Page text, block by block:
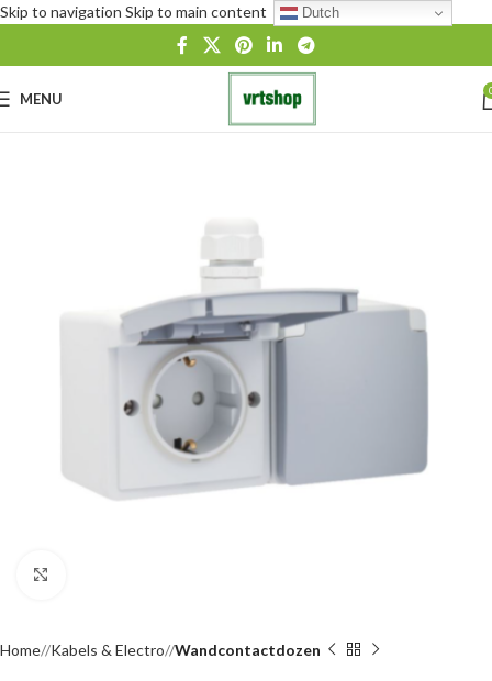
Skip to navigation Skip to main content
MENU
Home/ Kabels & Electro/ Wandcontactdozen
Dutch